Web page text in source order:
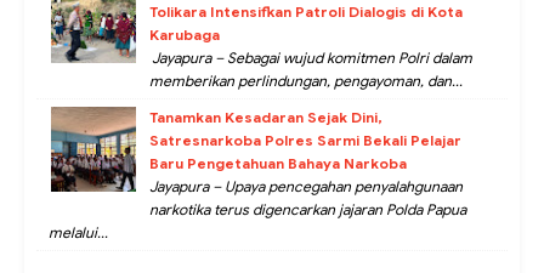
Tolikara Intensifkan Patroli Dialogis di Kota
Karubaga
Jayapura – Sebagai wujud komitmen Polri dalam
memberikan perlindungan, pengayoman, dan...
Tanamkan Kesadaran Sejak Dini,
Satresnarkoba Polres Sarmi Bekali Pelajar
Baru Pengetahuan Bahaya Narkoba
Jayapura – Upaya pencegahan penyalahgunaan
narkotika terus digencarkan jajaran Polda Papua
melalui...